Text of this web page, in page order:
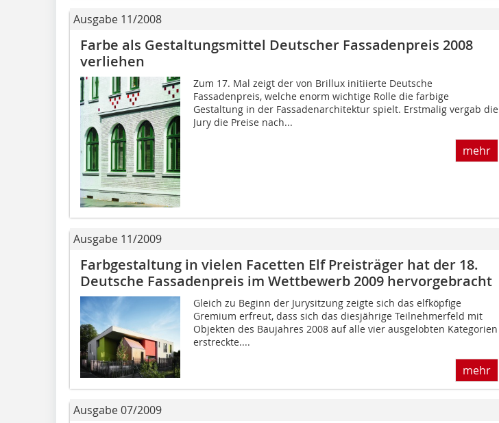
Ausgabe 11/2008
Farbe als Gestaltungsmittel Deutscher Fassadenpreis 2008
verliehen
Zum 17. Mal zeigt der von Brillux initiierte Deutsche
Fassadenpreis, welche enorm wichtige Rolle die farbige
Gestaltung in der Fassadenarchitektur spielt. Erstmalig vergab die
Jury die Preise nach...
mehr
Ausgabe 11/2009
Farbgestaltung in vielen Facetten Elf Preisträger hat der 18.
Deutsche Fassadenpreis im Wettbewerb 2009 hervorgebracht
Gleich zu Beginn der Jurysitzung zeigte sich das elfköpfige
Gremium erfreut, dass sich das diesjährige Teilnehmerfeld mit
Objekten des Baujahres 2008 auf alle vier ausgelobten Kategorien
erstreckte....
mehr
Ausgabe 07/2009